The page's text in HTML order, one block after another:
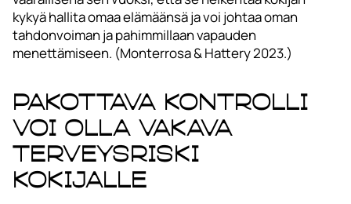
kykyä hallita omaa elämäänsä ja voi johtaa oman
tahdonvoiman ja pahimmillaan vapauden
menettämiseen. (Monterrosa & Hattery 2023.)
Pakottava kontrolli
voi olla vakava
terveysriski
kokijalle